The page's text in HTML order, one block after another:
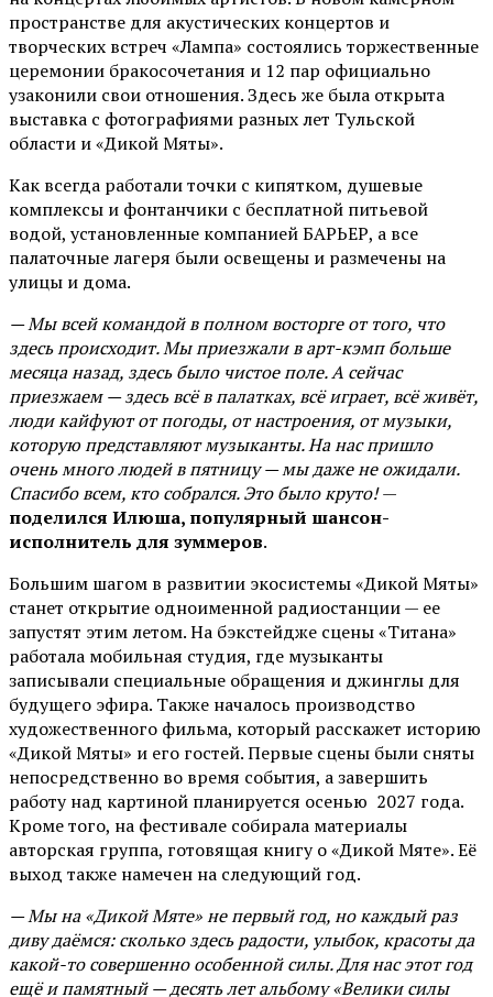
пространстве для акустических концертов и
творческих встреч «Лампа» состоялись торжественные
церемонии бракосочетания и 12 пар официально
узаконили свои отношения. Здесь же была открыта
выставка с фотографиями разных лет Тульской
области и «Дикой Мяты».
Как всегда работали точки с кипятком, душевые
комплексы и фонтанчики с бесплатной питьевой
водой, установленные компанией БАРЬЕР, а все
палаточные лагеря были освещены и размечены на
улицы и дома.
— Мы всей командой в полном восторге от того, что
здесь происходит. Мы приезжали в арт-кэмп больше
месяца назад, здесь было чистое поле. А сейчас
приезжаем — здесь всё в палатках, всё играет, всё живёт,
люди кайфуют от погоды, от настроения, от музыки,
которую представляют музыканты. На нас пришло
очень много людей в пятницу — мы даже не ожидали.
Спасибо всем, кто собрался. Это было круто!—
поделился Илюша, популярный шансон-
исполнитель для зуммеров.
Большим шагом в развитии экосистемы «Дикой Мяты»
станет открытие одноименной радиостанции — ее
запустят этим летом. На бэкстейдже сцены «Титана»
работала мобильная студия, где музыканты
записывали специальные обращения и джинглы для
будущего эфира. Также началось производство
художественного фильма, который расскажет историю
«Дикой Мяты» и его гостей. Первые сцены были сняты
непосредственно во время события, а завершить
работу над картиной планируется осенью 2027 года.
Кроме того, на фестивале собирала материалы
авторская группа, готовящая книгу о «Дикой Мяте». Её
выход также намечен на следующий год.
— Мы на «Дикой Мяте» не первый год, но каждый раз
диву даёмся: сколько здесь радости, улыбок, красоты да
какой-то совершенно особенной силы. Для нас этот год
ещё и памятный — десять лет альбому «Велики силы